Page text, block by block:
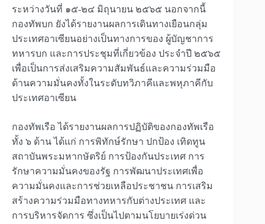
ระหว่างวันที่ ๑๕-๒๔ มิถุนายน ๒๕๖๕ นอกจากนี้
กองทัพบก ยังได้รายงานผลการเดินทางเยือนกลุ่ม
ประเทศอาเซียนอย่างเป็นทางการของ ผู้บัญชาการ
ทหารบก และการประชุมที่เกี่ยวข้อง ประจำปี ๒๕๖๕
เพื่อเป็นการส่งเสริมความสัมพันธ์และความร่วมมือ
ด้านความมั่นคงทั้งในระดับทวิภาคีและพหุภาคีกับ
ประเทศอาเซียน
กองทัพเรือ ได้รายงานผลการปฏิบัติของกองทัพเรือ
ทั้ง ๖ ด้าน ได้แก่ การพิทักษ์รักษา ปกป้อง เทิดทูน
สถาบันพระมหากษัตริย์ การป้องกันประเทศ การ
รักษาความมั่นคงของรัฐ การพัฒนาประเทศเพื่อ
ความมั่นคงและการช่วยเหลือประชาชน การเสริม
สร้างความร่วมมือทางทหารกับต่างประเทศ และ
การบริหารจัดการ ซึ่งเป็นไปตามนโยบายเร่งด่วน